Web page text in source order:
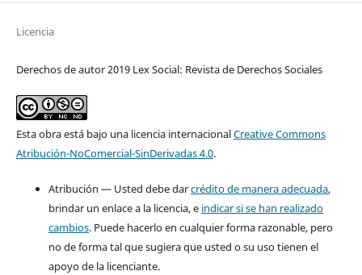
Licencia
Derechos de autor 2019 Lex Social: Revista de Derechos Sociales
Esta obra está bajo una licencia internacionalCreative Commons
Atribución-NoComercial-SinDerivadas 4.0.
Atribución — Usted debe darcrédito de manera adecuada,
brindar un enlace a la licencia, e indicar si se han realizado
cambios. Puede hacerlo en cualquier forma razonable, pero
no de forma tal que sugiera que usted o su uso tienen el
apoyo de la licenciante.